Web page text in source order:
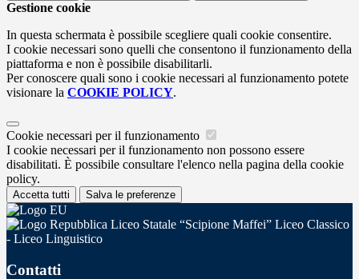
Gestione cookie
In questa schermata è possibile scegliere quali cookie consentire.
I cookie necessari sono quelli che consentono il funzionamento della
piattaforma e non è possibile disabilitarli.
Per conoscere quali sono i cookie necessari al funzionamento potete
visionare la COOKIE POLICY.
Cookie necessari per il funzionamento
I cookie necessari per il funzionamento non possono essere
disabilitati. È possibile consultare l'elenco nella pagina della cookie
policy.
Accetta tutti Salva le preferenze
Liceo Statale “Scipione Maffei” Liceo Classico
- Liceo Linguistico
Contatti